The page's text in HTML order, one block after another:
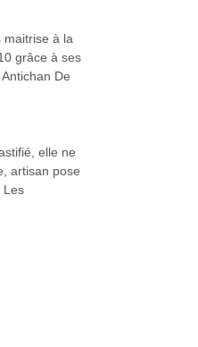
maitrise à la
grâce à ses
De
elle ne
artisan pose
Les